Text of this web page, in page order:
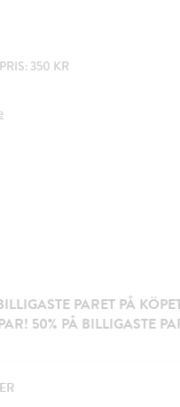
350 KR
PARET PÅ
50% PÅ BILLIGASTE